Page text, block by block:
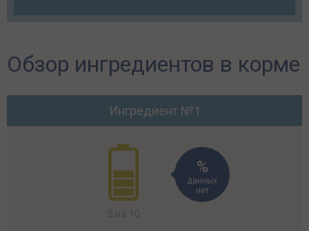
Обзор ингредиентов в корме
Ингредиент №1
данных
нет